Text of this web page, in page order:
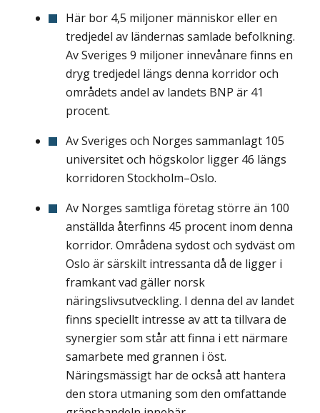
Här bor 4,5 miljoner människor eller en
tredjedel av ländernas samlade befolkning.
Av Sveriges 9 miljoner innevånare finns en
dryg tredjedel längs denna korridor och
områdets andel av landets BNP är 41
procent.
Av Sveriges och Norges sammanlagt 105
universitet och högskolor ligger 46 längs
korridoren Stockholm–Oslo.
Av Norges samtliga företag större än 100
anställda återfinns 45 procent inom denna
korridor. Områdena sydost och sydväst om
Oslo är särskilt intressanta då de ligger i
framkant vad gäller norsk
näringslivsutveckling. I denna del av landet
finns speciellt intresse av att ta tillvara de
synergier som står att finna i ett närmare
samarbete med grannen i öst.
Näringsmässigt har de också att hantera
den stora utmaning som den omfattande